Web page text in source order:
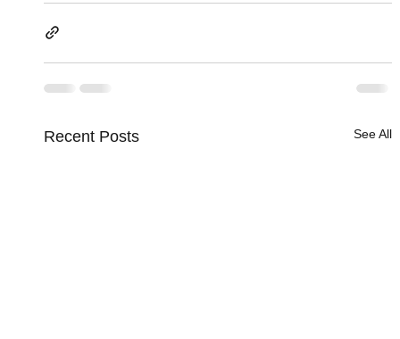
Recent Posts See All